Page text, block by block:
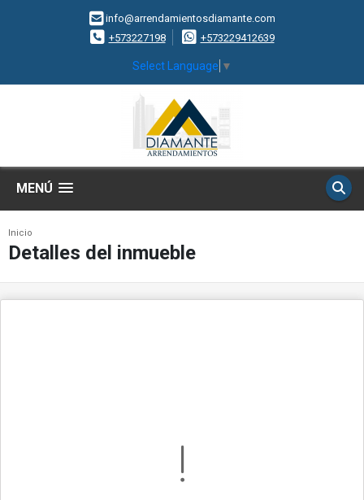
info@arrendamientosdiamante.com
+573227198
+573229412639
Select Language ▼
MENÚ
Inicio
Detalles del inmueble